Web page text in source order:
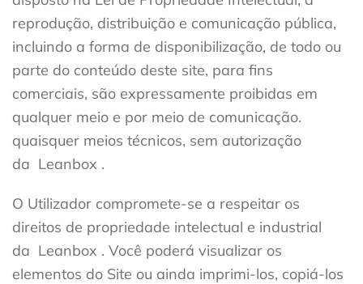
reprodução, distribuição e comunicação pública,
incluindo a forma de disponibilização, de todo ou
parte do conteúdo deste site, para fins
comerciais, são expressamente proibidas em
qualquer meio e por meio de comunicação.
quaisquer meios técnicos, sem autorização
da Leanbox .
O Utilizador compromete-se a respeitar os
direitos de propriedade intelectual e industrial
da Leanbox . Você poderá visualizar os
elementos do Site ou ainda imprimi-los, copiá-los